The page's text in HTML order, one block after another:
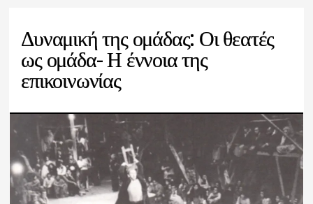
Δυναμική της ομάδας: Οι θεατές
ως ομάδα- Η έννοια της
επικοινωνίας